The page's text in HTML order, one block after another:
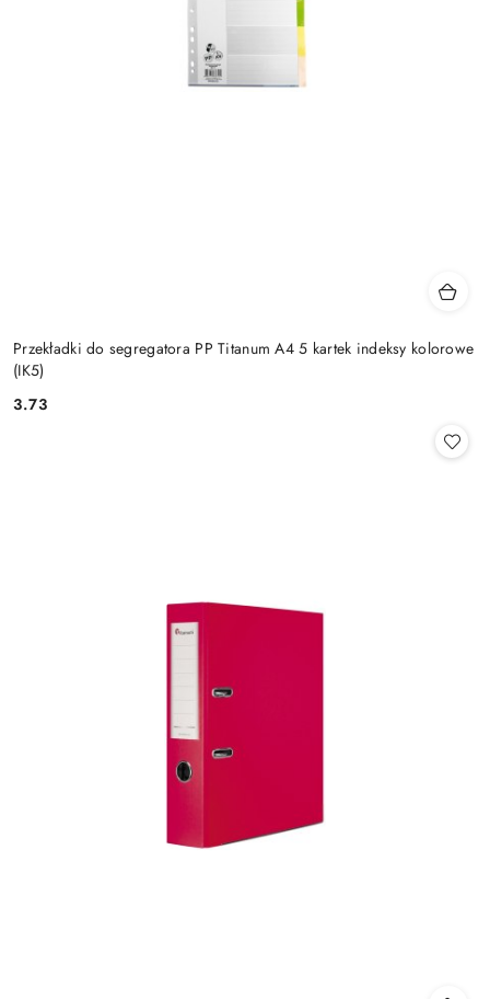
Przekładki do segregatora PP Titanum A4 5 kartek indeksy kolorowe
(IK5)
Cena:
3.73